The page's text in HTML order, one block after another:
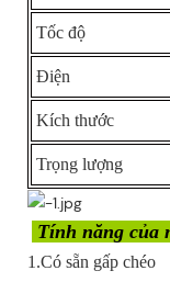
Tốc độ
Điện
Kích thước
Trọng lượng
Tính năng của
1.Có sẵn gấp chéo